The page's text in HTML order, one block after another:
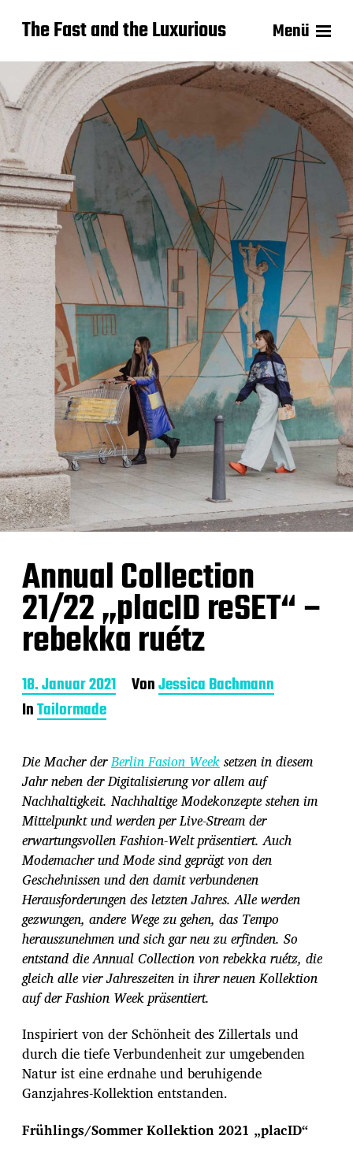
The Fast and the Luxurious Menü
Annual Collection
21/22 „placID reSET“ –
rebekka ruétz
B
e
i
a
g
s
d
a
t
u
m
18. Januar 2021 VonJessica Bachmann
InTailormade
Die Macher derBerlin Fasion Weeksetzen in diesem
Jahr neben der Digitalisierung vor allem auf
Nachhaltigkeit. Nachhaltige Modekonzepte stehen im
Mittelpunkt und werden per Live-Stream der
erwartungsvollen Fashion-Welt präsentiert. Auch
Modemacher und Mode sind geprägt von den
Geschehnissen und den damit verbundenen
Herausforderungen des letzten Jahres. Alle werden
gezwungen, andere Wege zu gehen, das Tempo
herauszunehmen und sich gar neu zu erfinden. So
entstand die Annual Collection von rebekka ruétz, die
gleich alle vier Jahreszeiten in ihrer neuen Kollektion
auf der Fashion Week präsentiert.
Inspiriert von der Schönheit des Zillertals und
durch die tiefe Verbundenheit zur umgebenden
Natur ist eine erdnahe und beruhigende
Ganzjahres-Kollektion entstanden.
Frühlings/Sommer Kollektion 2021 „placID“